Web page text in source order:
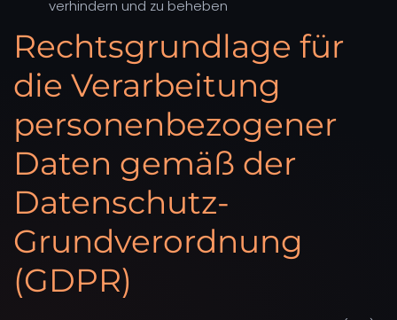
verhindern und zu beheben
Rechtsgrundlage für
die Verarbeitung
personenbezogener
Daten gemäß der
Datenschutz-
Grundverordnung
(GDPR)